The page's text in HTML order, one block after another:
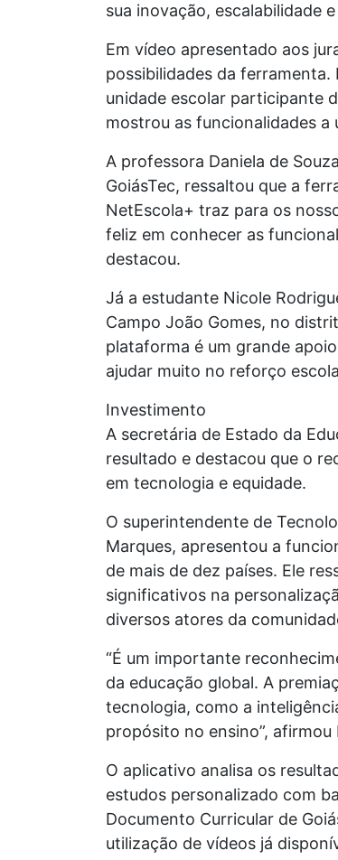
sua inovação, escalabilidade
Em vídeo apresentado aos
possibilidades da
unidade escolar participante
mostrou as funcionalidades a
A professora Daniela de
GoiásTec, ressaltou que a
NetEscola+ traz para os
feliz em conhecer as
destacou.
Já a estudante Nicole
Campo João Gomes, no
plataforma é um grande
ajudar muito no reforço
Investimento
A secretária de Estado da
resultado e destacou que o
em tecnologia e equidade.
O superintendente de
Marques, apresentou a
de mais de dez países. Ele
significativos na
diversos atores da
“É um importante
da educação global. A
tecnologia, como a
propósito no ensino”, afirmou
O aplicativo analisa os
estudos personalizado com
Documento Curricular de
utilização de vídeos já